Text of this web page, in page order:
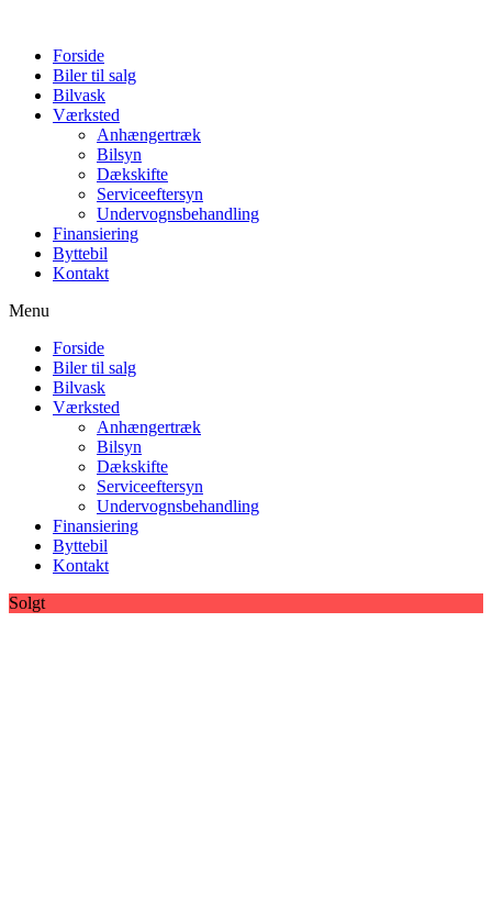
Forside
Biler til salg
Bilvask
Værksted
Anhængertræk
Bilsyn
Dækskifte
Serviceeftersyn
Undervognsbehandling
Finansiering
Byttebil
Kontakt
Menu
Forside
Biler til salg
Bilvask
Værksted
Anhængertræk
Bilsyn
Dækskifte
Serviceeftersyn
Undervognsbehandling
Finansiering
Byttebil
Kontakt
Solgt